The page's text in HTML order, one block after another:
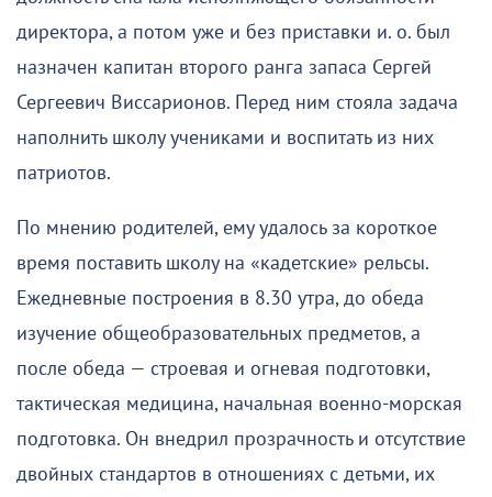
директора, а потом уже и без приставки и. о. был
назначен капитан второго ранга запаса Сергей
Сергеевич Виссарионов. Перед ним стояла задача
наполнить школу учениками и воспитать из них
патриотов.
По мнению родителей, ему удалось за короткое
время поставить школу на «кадетские» рельсы.
Ежедневные построения в 8.30 утра, до обеда
изучение общеобразовательных предметов, а
после обеда — строевая и огневая подготовки,
тактическая медицина, начальная военно-морская
подготовка. Он внедрил прозрачность и отсутствие
двойных стандартов в отношениях с детьми, их